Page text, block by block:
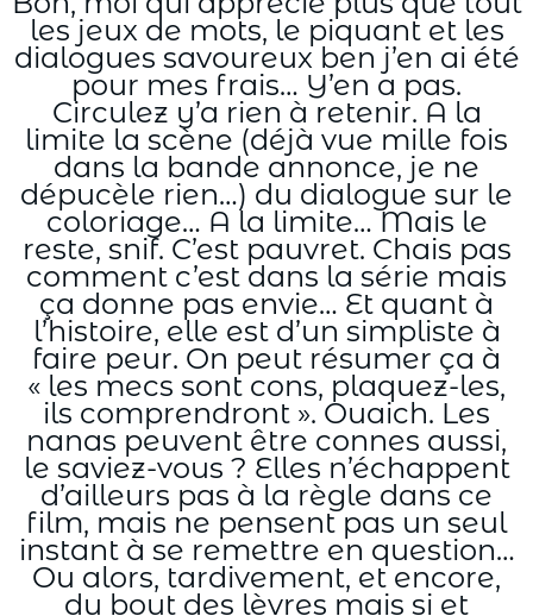
les jeux de mots, le piquant et les
dialogues savoureux ben j’en ai été
pour mes frais… Y’en a pas.
Circulez y’a rien à retenir. A la
limite la scène (déjà vue mille fois
dans la bande annonce, je ne
dépucèle rien…) du dialogue sur le
coloriage… A la limite… Mais le
reste, snif. C’est pauvret. Chais pas
comment c’est dans la série mais
ça donne pas envie… Et quant à
l’histoire, elle est d’un simpliste à
faire peur. On peut résumer ça à
« les mecs sont cons, plaquez-les,
ils comprendront ». Ouaich. Les
nanas peuvent être connes aussi,
le saviez-vous ? Elles n’échappent
d’ailleurs pas à la règle dans ce
film, mais ne pensent pas un seul
instant à se remettre en question…
Ou alors, tardivement, et encore,
du bout des lèvres mais si et